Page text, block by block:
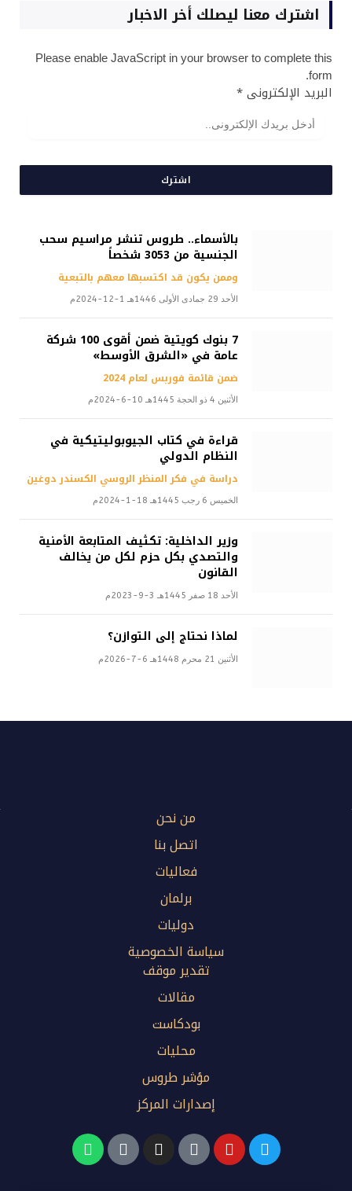
اشترك معنا ليصلك أخر الاخبار
Please enable JavaScript in your browser to complete this
form.
البريد الإلكترونى*
اشترك
بالأسماء.. طروس تنشر مراسيم سحب
الجنسية من 3053 شخصاً
وممن يكون قد اكتسبها معهم بالتبعية
الأحد 29 جمادى الأولى 1446هـ 1-12-2024م
7 بنوك كويتية ضمن أقوى 100 شركة
عامة في «الشرق الأوسط»
ضمن قائمة فوربس لعام 2024
الأثنين 4 ذو الحجة 1445هـ 10-6-2024م
قراءة في كتاب الجيوبوليتيكية في
النظام الدولي
دراسة في فكر المنظر الروسي الكسندر دوغين
الخميس 6 رجب 1445هـ 18-1-2024م
وزير الداخلية: تكثيف المتابعة الأمنية
والتصدي بكل حزم لكل من يخالف
القانون
الأحد 18 صفر 1445هـ 3-9-2023م
لماذا نحتاج إلى التوازن؟
الأثنين 21 محرم 1448هـ 6-7-2026م
من نحن
اتصل بنا
فعاليات
برلمان
دوليات
سياسة الخصوصية
تقدير موقف
مقالات
بودكاست
محليات
مؤشر طروس
إصدارات المركز